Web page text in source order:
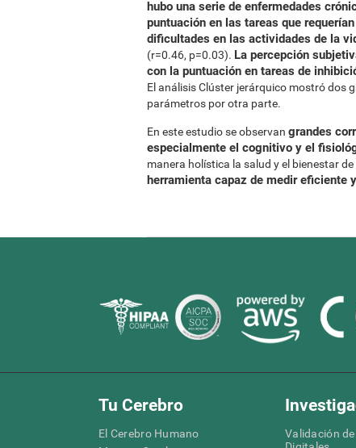
hubo una serie de enfermedades
puntuación en las tareas que
dificultades en las actividades de la
(r=0.46, p=0.03). La percepción
con la puntuación en tareas de
El análisis Clúster jerárquico mostró dos
parámetros por otra parte.
En este estudio se observan grandes
especialmente el cognitivo y el
manera holística la salud y el bienestar
herramienta capaz de medir eficiente
Tu Cerebro
El Cerebro Humano
Validación